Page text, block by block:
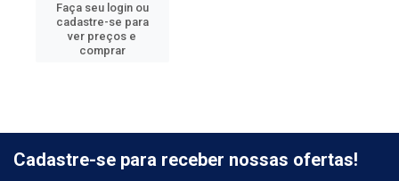
Faça seu login ou
cadastre-se para
ver preços e
comprar
Cadastre-se para receber nossas ofertas!